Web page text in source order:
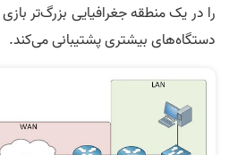
را در یک منطقه جغرافیایی بزرگ‌تر
دستگاه‌های بیشتری پشتیبانی می‌کند.